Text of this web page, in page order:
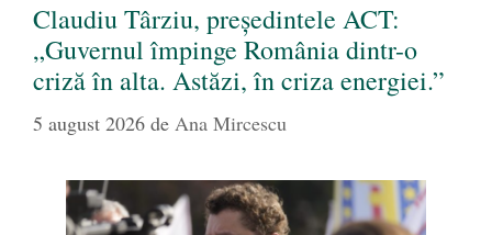
Claudiu Târziu, președintele ACT:
„Guvernul împinge România dintr-o
criză în alta. Astăzi, în criza energiei.”
5 august 2026 de Ana Mircescu